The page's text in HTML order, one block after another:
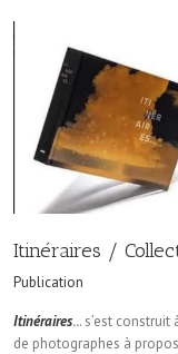
Itinéraires /
Publication
Itinéraires... s’est
de photographes à